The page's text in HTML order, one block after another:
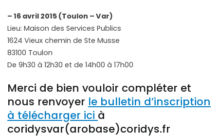
– 16 avril 2015 (Toulon – Var)
Lieu: Maison des Services Publics
1624 Vieux chemin de Ste Musse
83100 Toulon
De 9h30 à 12h30 et de 14h00 à 17h00
Merci de bien vouloir compléter et
nous renvoyer le bulletin d’inscription
à télécharger ici à
coridysvar(arobase)coridys.fr